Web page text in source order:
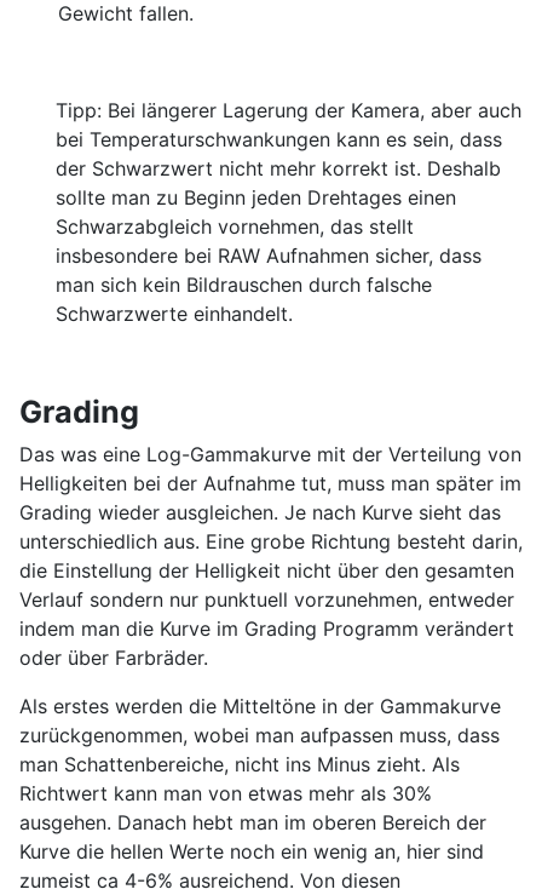
Gewicht fallen.
Tipp: Bei längerer Lagerung der Kamera, aber auch
bei Temperaturschwankungen kann es sein, dass
der Schwarzwert nicht mehr korrekt ist. Deshalb
sollte man zu Beginn jeden Drehtages einen
Schwarzabgleich vornehmen, das stellt
insbesondere bei RAW Aufnahmen sicher, dass
man sich kein Bildrauschen durch falsche
Schwarzwerte einhandelt.
Grading
Das was eine Log-Gammakurve mit der Verteilung von
Helligkeiten bei der Aufnahme tut, muss man später im
Grading wieder ausgleichen. Je nach Kurve sieht das
unterschiedlich aus. Eine grobe Richtung besteht darin,
die Einstellung der Helligkeit nicht über den gesamten
Verlauf sondern nur punktuell vorzunehmen, entweder
indem man die Kurve im Grading Programm verändert
oder über Farbräder.
Als erstes werden die Mitteltöne in der Gammakurve
zurückgenommen, wobei man aufpassen muss, dass
man Schattenbereiche, nicht ins Minus zieht. Als
Richtwert kann man von etwas mehr als 30%
ausgehen. Danach hebt man im oberen Bereich der
Kurve die hellen Werte noch ein wenig an, hier sind
zumeist ca 4-6% ausreichend. Von diesen